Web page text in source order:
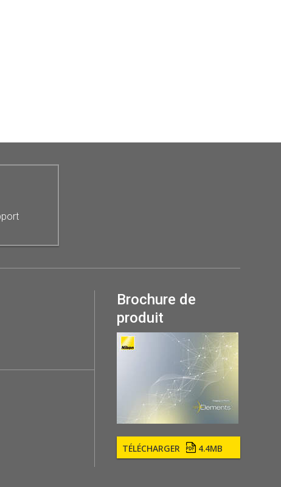
Brochure de
produit
TÉLÉCHARGER 4.4MB